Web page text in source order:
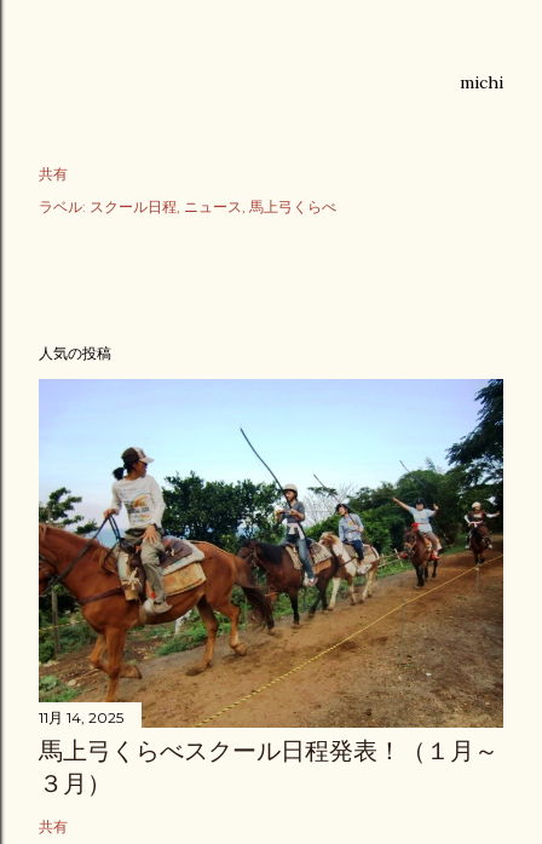
michi
共有
ラベル: スクール日程 ニュース 馬上弓くらべ
人気の投稿
11月 14, 2025
馬上弓くらべスクール日程発表！（１月～
３月）
共有